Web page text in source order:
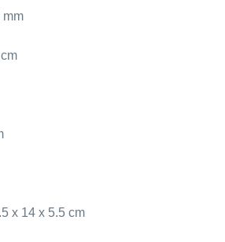
mm
x 14 x 5.5 cm